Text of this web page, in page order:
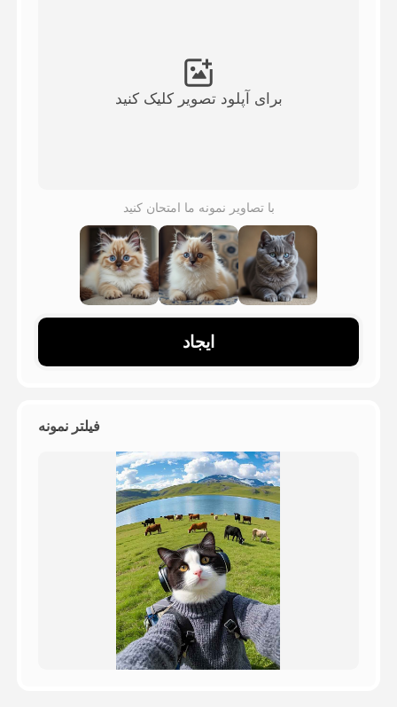
مشاهده همه الگوها
بلاگ
برای آپلود تصویر کلیک کنید
با تصاویر نمونه ما امتحان کنید
ایجاد
فیلتر نمونه